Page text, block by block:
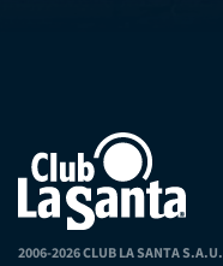
2006-2026 CLUB LA SANTA S.A.U.